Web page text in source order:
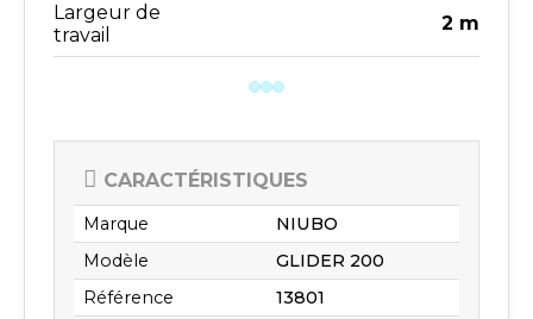
CARACTÉRISTIQUES
Marque
NIUBO
Modèle
GLIDER 200
Référence
13801
Largeur de
travail
2 m